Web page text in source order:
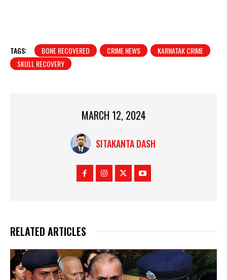
TAGS: BONE RECOVERED CRIME NEWS
KARNATAK CRIME
SKULL RECOVERY
MARCH 12, 2024
SITAKANTA DASH
RELATED ARTICLES